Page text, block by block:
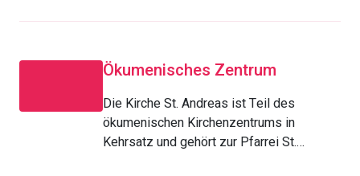
Ökumenisches Zentrum
Die Kirche St. Andreas ist Teil des
ökumenischen Kirchenzentrums in
Kehrsatz und gehört zur Pfarrei St.